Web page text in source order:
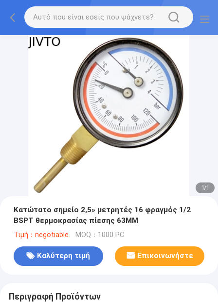
1/1
Κατώτατο σημείο 2,5» μετρητές 16 φραγμός 1/2
BSPT θερμοκρασίας πίεσης 63MM
Τιμή：negotiable MOQ：1000 PC
Καλύτερη τιμή Επικοινωνήστε
Περιγραφή Προϊόντων